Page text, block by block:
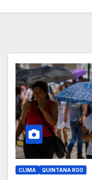
CLIMA QUINTANA ROO